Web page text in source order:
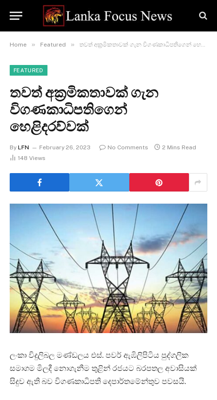
Home » Featured » තවත් අක්‍රමිකතාවක් ගැන විගණකාධිපතිගෙන් හෙළිදරව්වක්
FEATURED
තවත් අක්‍රමිකතාවක් ගැන
විගණකාධිපතිගෙන්
හෙළිදරව්වක්
By LFN February 26, 2023 No Comments
2 Mins Read
148 Views
ලංකා විදුලිබල මණ්ඩලය එස්. පවර් ඇඹිලිපිටිය පුද්ගලික
සමාගම මිලදී නොගැනීම තුළින් රජයට බරපතල අවාසියක්
සිදුව ඇති බව විගණකාධිපති දෙපාර්තමේන්තුව පවසයි.